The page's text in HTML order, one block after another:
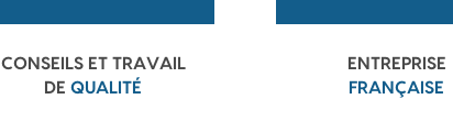
CONSEILS ET TRAVAIL
DEQUALITÉ
ENTREPRISE
FRANÇAISE